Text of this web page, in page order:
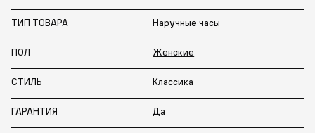
ТИП ТОВАРА Наручные часы
ПОЛ Женские
СТИЛЬ Классика
ГАРАНТИЯ Да